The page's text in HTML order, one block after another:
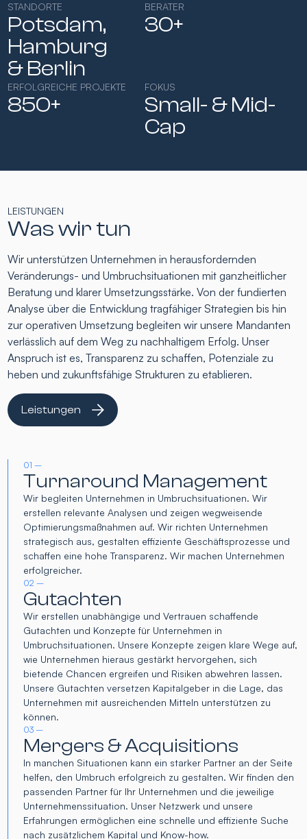
STANDORTE
Potsdam,
Hamburg​
& Berlin
BERATER
30+
ERFOLGREICHE PROJEKTE
850+
FOKUS
Small- & Mid-
Cap​
LEISTUNGEN
Was wir tun
Wir unterstützen Unternehmen in herausfordernden
Veränderungs- und Umbruchsituationen mit ganzheitlicher
Beratung und klarer Umsetzungsstärke. Von der fundierten
Analyse über die Entwicklung tragfähiger Strategien bis hin
zur operativen Umsetzung begleiten wir unsere Mandanten
verlässlich auf dem Weg zu nachhaltigem Erfolg. Unser
Anspruch ist es, Transparenz zu schaffen, Potenziale zu
heben und zukunftsfähige Strukturen zu etablieren.
Leistungen
01 –
Turnaround Management
Wir begleiten Unternehmen in Umbruchsituationen. Wir
erstellen relevante Analysen und zeigen wegweisende
Optimierungsmaßnahmen auf. Wir richten Unternehmen
strategisch aus, gestalten effiziente Geschäftsprozesse und
schaffen eine hohe Transparenz. Wir machen Unternehmen
erfolgreicher.
02 –
Gutachten
Wir erstellen unabhängige und Vertrauen schaffende
Gutachten und Konzepte für Unternehmen in
Umbruchsituationen. Unsere Konzepte zeigen klare Wege auf,
wie Unternehmen hieraus gestärkt hervorgehen, sich
bietende Chancen ergreifen und Risiken abwehren lassen.
Unsere Gutachten versetzen Kapitalgeber in die Lage, das
Unternehmen mit ausreichenden Mitteln unterstützen zu
können.
03 –
Mergers & Acquisitions
In manchen Situationen kann ein starker Partner an der Seite
helfen, den Umbruch erfolgreich zu gestalten. Wir finden den
passenden Partner für Ihr Unternehmen und die jeweilige
Unternehmenssituation. Unser Netzwerk und unsere
Erfahrungen ermöglichen eine schnelle und effiziente Suche
nach zusätzlichem Kapital und Know-how.